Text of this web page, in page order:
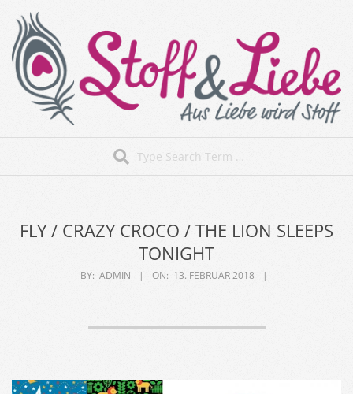
content
Stoff&Liebe
MenuFLY / CRAZY CROCO / THE LION SLEEPS
TONIGHT
BY: ADMIN ON: 13. FEBRUAR 2018